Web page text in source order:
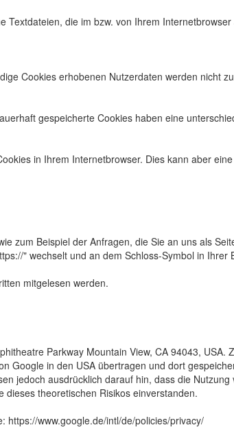
die im bzw. von Ihrem
Cookies erhobenen Nutzerdaten werden nicht
gespeicherte Cookies haben eine
in Ihrem Internetbrowser. Dies kann aber
Beispiel der Anfragen, die Sie an uns als
" wechselt und an dem Schloss-Symbol in Ihrer
mitgelesen werden.
Parkway Mountain View, CA 94043,
in den USA übertragen und dort
jedoch ausdrücklich darauf hin, dass die
theoretischen Risikos einverstanden.
www.google.de/intl/de/policies/privacy/